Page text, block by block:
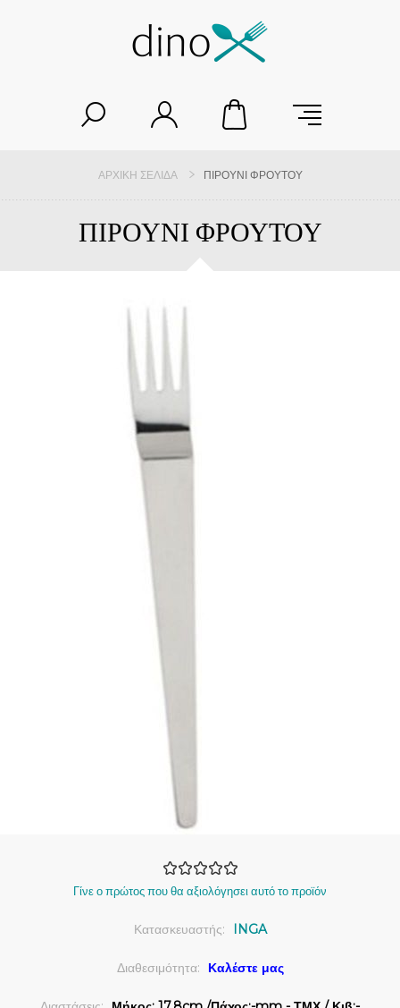
ΑΡΧΙΚΉ ΣΕΛΊΔΑ ΠΙΡΟΥΝΙ ΦΡΟΥΤΟΥ
ΠΙΡΟΥΝΙ ΦΡΟΥΤΟΥ
Γίνε ο πρώτος που θα αξιολόγησει αυτό το προϊόν
Κατασκευαστής: INGA
Διαθεσιμότητα: Καλέστε μας